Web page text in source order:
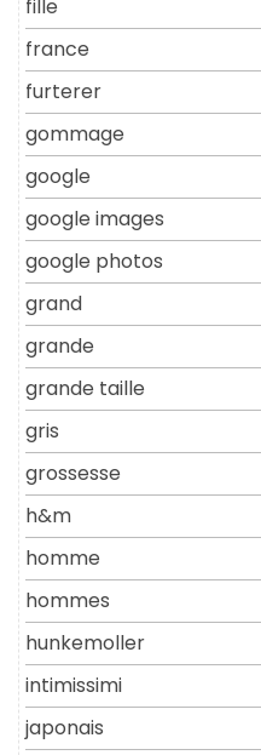
fille
france
furterer
gommage
google
google images
google photos
grand
grande
grande taille
gris
grossesse
h&m
homme
hommes
hunkemoller
intimissimi
japonais